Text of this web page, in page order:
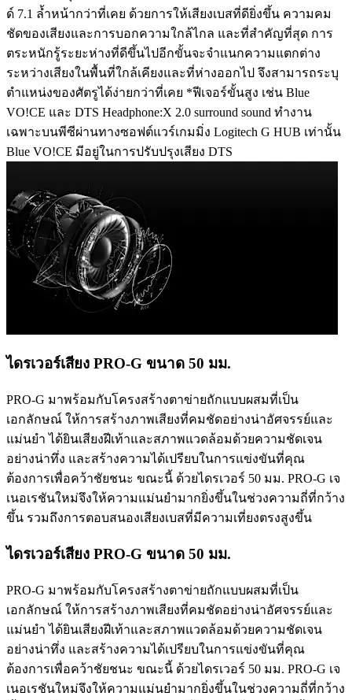
ด์ 7.1 ล้ำหน้ากว่าที่เคย ด้วยการให้เสียงเบสที่ดียิ่งขึ้น ความคม
ชัดของเสียงและการบอกความใกล้ไกล และที่สำคัญที่สุด การ
ตระหนักรู้ระยะห่างที่ดีขึ้นไปอีกขั้นจะจำแนกความแตกต่าง
ระหว่างเสียงในพื้นที่ใกล้เคียงและที่ห่างออกไป จึงสามารถระบุ
ตำแหน่งของศัตรูได้ง่ายกว่าที่เคย *ฟีเจอร์ขั้นสูง เช่น Blue
VO!CE และ DTS Headphone:X 2.0 surround sound ทำงาน
เฉพาะบนพีซีผ่านทางซอฟต์แวร์เกมมิ่ง Logitech G HUB เท่านั้น
Blue VO!CE มีอยู่ในการปรับปรุงเสียง DTS
ไดรเวอร์เสียง PRO-G ขนาด 50 มม.
PRO-G มาพร้อมกับโครงสร้างตาข่ายถักแบบผสมที่เป็น
เอกลักษณ์ ให้การสร้างภาพเสียงที่คมชัดอย่างน่าอัศจรรย์และ
แม่นยำ ได้ยินเสียงฝีเท้าและสภาพแวดล้อมด้วยความชัดเจน
อย่างน่าทึ่ง และสร้างความได้เปรียบในการแข่งขันที่คุณ
ต้องการเพื่อคว้าชัยชนะ ขณะนี้ ด้วยไดรเวอร์ 50 มม. PRO-G เจ
เนอเรชันใหม่จึงให้ความแม่นยำมากยิ่งขึ้นในช่วงความถี่ที่กว้าง
ขึ้น รวมถึงการตอบสนองเสียงเบสที่มีความเที่ยงตรงสูงขึ้น
ไดรเวอร์เสียง PRO-G ขนาด 50 มม.
PRO-G มาพร้อมกับโครงสร้างตาข่ายถักแบบผสมที่เป็น
เอกลักษณ์ ให้การสร้างภาพเสียงที่คมชัดอย่างน่าอัศจรรย์และ
แม่นยำ ได้ยินเสียงฝีเท้าและสภาพแวดล้อมด้วยความชัดเจน
อย่างน่าทึ่ง และสร้างความได้เปรียบในการแข่งขันที่คุณ
ต้องการเพื่อคว้าชัยชนะ ขณะนี้ ด้วยไดรเวอร์ 50 มม. PRO-G เจ
เนอเรชันใหม่จึงให้ความแม่นยำมากยิ่งขึ้นในช่วงความถี่ที่กว้าง